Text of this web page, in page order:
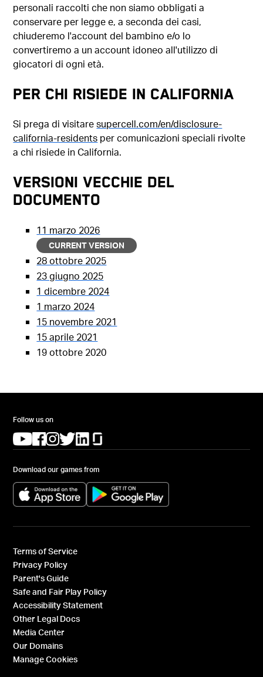
personali raccolti che non siamo obbligati a
conservare per legge e, a seconda dei casi,
chiuderemo l'account del bambino e/o lo
convertiremo a un account idoneo all'utilizzo di
giocatori di ogni età.
PER CHI RISIEDE IN CALIFORNIA
Si prega di visitaresupercell.com/en/disclosure-
california-residents per comunicazioni speciali rivolte
a chi risiede in California.
Versioni vecchie del
documento
11 marzo 2026
CURRENT VERSION
28 ottobre 2025
23 giugno 2025
1 dicembre 2024
1 marzo 2024
15 novembre 2021
15 aprile 2021
19 ottobre 2020
Follow us on
(opens in a new tab)
(opens in a new tab)
(opens in a new tab)
(opens in a new tab)
(opens in a new tab)
Download our games from
(opens in a new tab) (opens in a new tab)
Terms of Service
Privacy Policy
Parent's Guide
Safe and Fair Play Policy
Accessibility Statement
Other Legal Docs
Media Center
Our Domains
Manage Cookies